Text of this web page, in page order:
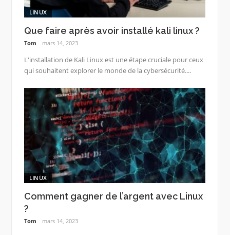
LINUX
Que faire après avoir installé kali linux ?
Tom mars 14, 2023
L'installation de Kali Linux est une étape cruciale pour ceux
qui souhaitent explorer le monde de la cybersécurité....
LINUX
Comment gagner de l’argent avec Linux
?
Tom mars 14, 2023